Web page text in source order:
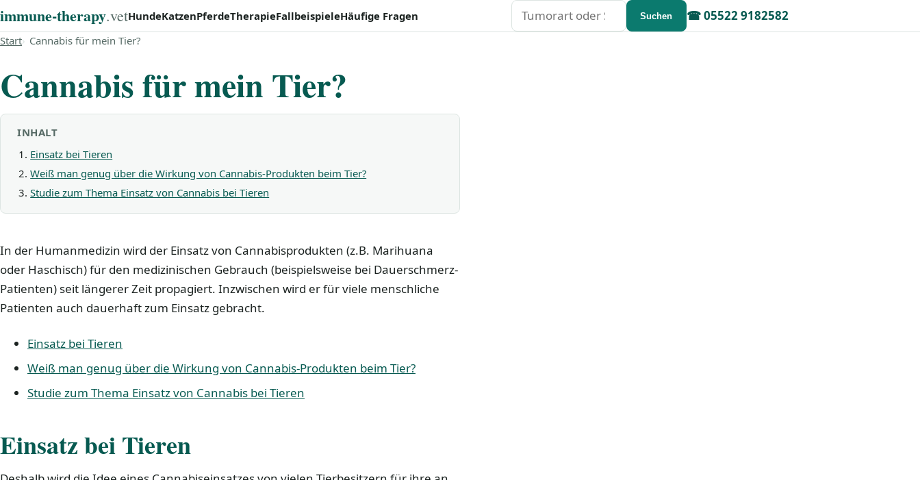
immune‑therapy.vet ☎05522 9182582
HundeKatzenPferdeTherapieFallbeispieleHäufige Fragen Suchen Suchen
Start Cannabis für mein Tier?
Cannabis für mein Tier?
INHALT
Einsatz bei Tieren
Weiß man genug über die Wirkung von Cannabis-Produkten beim Tier?
Studie zum Thema Einsatz von Cannabis bei Tieren
In der Humanmedizin wird der Einsatz von Cannabisprodukten (z.B. Marihuana
oder Haschisch) für den medizinischen Gebrauch (beispielsweise bei Dauerschmerz-
Patienten) seit längerer Zeit propagiert. Inzwischen wird er für viele menschliche
Patienten auch dauerhaft zum Einsatz gebracht.
Einsatz bei Tieren
Weiß man genug über die Wirkung von Cannabis-Produkten beim Tier?
Studie zum Thema Einsatz von Cannabis bei Tieren
Einsatz bei Tieren